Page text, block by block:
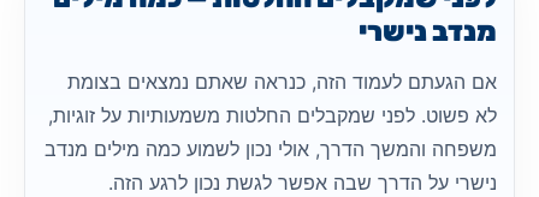
מנדב נישרי
אם הגעתם לעמוד הזה, כנראה שאתם נמצאים בצומת
לא פשוט. לפני שמקבלים החלטות משמעותיות על זוגיות,
משפחה והמשך הדרך, אולי נכון לשמוע כמה מילים מנדב
נישרי על הדרך שבה אפשר לגשת נכון לרגע הזה.